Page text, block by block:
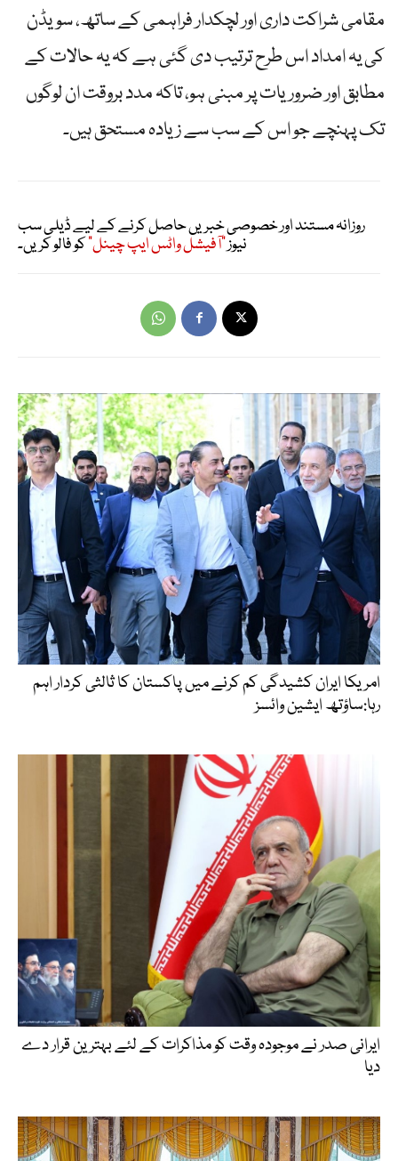
مقامی شراکت داری اور لچکدار فراہمی کے ساتھ، سویڈن
کی یہ امداد اس طرح ترتیب دی گئی ہے کہ یہ حالات کے
مطابق اور ضروریات پر مبنی ہو، تاکہ مدد بروقت ان لوگوں
تک پہنچے جو اس کے سب سے زیادہ مستحق ہیں۔
روزانہ مستند اور خصوصی خبریں حاصل کرنے کے لیے ڈیلی سب
نیوز"آفیشل واٹس ایپ چینل"کو فالو کریں۔
امریکا ایران کشیدگی کم کرنے میں پاکستان کا ثالثی کردار اہم
رہا:ساؤتھ ایشین وائسز
ایرانی صدر نے موجودہ وقت کو مذاکرات کے لئے بہترین قرار دے
دیا